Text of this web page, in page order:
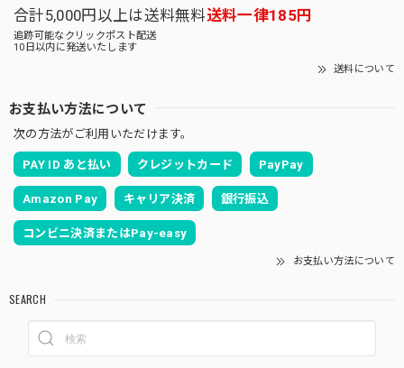
合計5,000円以上は送料無料送料一律185円
追跡可能なクリックポスト配送
10日以内に発送いたします
送料について
お支払い方法について
次の方法がご利用いただけます。
PAY ID あと払い クレジットカード PayPay
Amazon Pay キャリア決済 銀行振込
コンビニ決済またはPay-easy
お支払い方法について
SEARCH